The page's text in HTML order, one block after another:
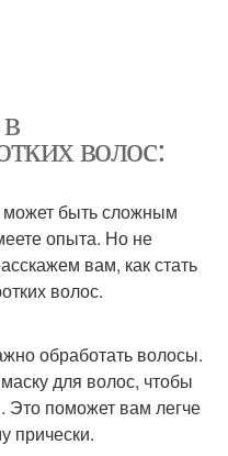
волос:
может быть сложным
опыта. Но не
вам, как стать
волос.
обработать волосы.
для волос, чтобы
Это поможет вам легче
прически.